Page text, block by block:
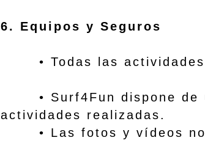
6. Equipos y Seguros
• Todas las actividades
• Surf4Fun dispone de
actividades realizadas.
• Las fotos y vídeos no